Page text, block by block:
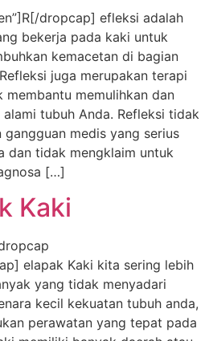
dropcap] efleksi adalah
bekerja pada kaki untuk
kemacetan di bagian
juga merupakan terapi
membantu memulihkan dan
tubuh Anda. Refleksi tidak
gangguan medis yang serius
dan tidak mengklaim untuk
[…]
Kaki
elapak Kaki kita sering lebih
yang tidak menyadari
kecil kekuatan tubuh anda,
perawatan yang tepat pada